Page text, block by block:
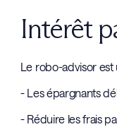
Intérêt
Le robo-advisor
- Les épargnants
- Réduire les frais